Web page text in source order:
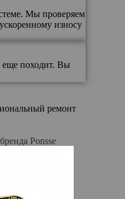
Мы проверяем
износу
еще походит. Вы
ремонт
Ponsse